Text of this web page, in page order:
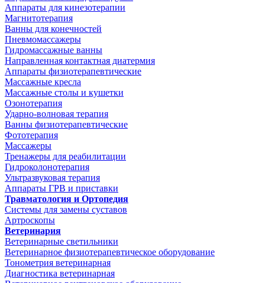
Аппараты для кинезотерапии
Магнитотерапия
Ванны для конечностей
Пневмомассажеры
Гидромассажные ванны
Направленная контактная диатермия
Аппараты физиотерапевтические
Массажные кресла
Массажные столы и кушетки
Озонотерапия
Ударно-волновая терапия
Ванны физиотерапевтические
Фототерапия
Массажеры
Тренажеры для реабилитации
Гидроколонотерапия
Ультразвуковая терапия
Аппараты ГРВ и приставки
Травматология и Ортопедия
Системы для замены суставов
Артроскопы
Ветеринария
Ветеринарные светильники
Ветеринарное физиотерапевтическое оборудование
Тонометрия ветеринарная
Диагностика ветеринарная